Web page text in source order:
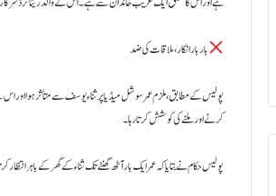
بار بار انکار، ملاقات کی ضد
پولیس کے مطابق، ملزم عمر سوشل میڈیا پر ثناء یوسف سے متأثر ہوا اور
کرنے اور ملنے کی کوشش کرتا رہا۔
پولیس حکام نے بتایا کہ عمر ایک بار آٹھ گھنٹے تک ثناء کے گھر کے باہر انتظار کرتا رہا لیکن ملاقات نہ ہو سکی۔ 29 مئی کو ثناء کی سالگرہ کے روز